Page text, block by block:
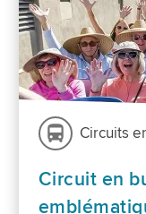
Circuits
Circuit en